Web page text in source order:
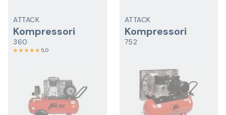
ATTACK
Kompressori
360
5,0
ATTACK
Kompressori
752